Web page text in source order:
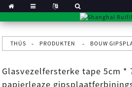
THÚS PRODUKTEN BOUW
Glasvezelfersterke tape 5cm *
papierleaze